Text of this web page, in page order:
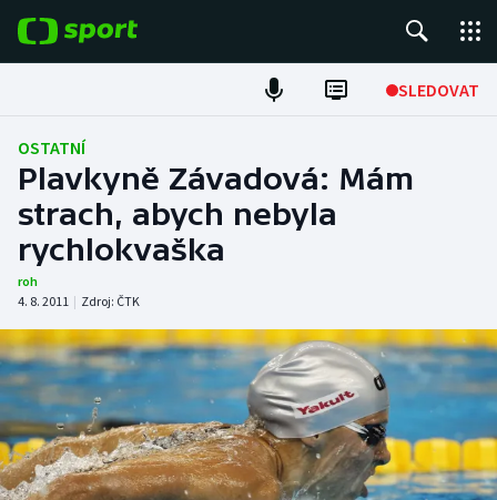
SLEDOVAT
Fotbal
Hokej
Tenis
Atletika
Cyklistika
DALŠÍ SPORTY
Americký fotbal
NEPŘEHLÉDNĚTE
OSTATNÍ
Plavkyně Závadová: Mám
strach, abych nebyla
rychlokvaška
roh
4. 8. 2011 | Zdroj: ČTK